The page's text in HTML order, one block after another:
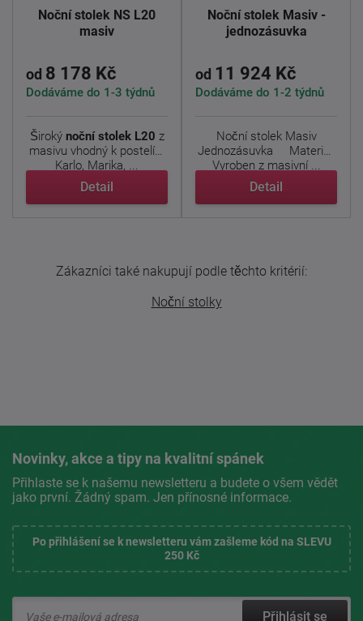
Noční stolek NS L20
masiv
od 8 178 Kč
Dodáváme do 1-3 týdnů
Širokýnoční stolek L20 z
masivu vhodný k postelím
Karlo, Marika, ...
Detail
Noční stolek Masiv -
jednozásuvka
od 11 924 Kč
Dodáváme do 1-2 týdnů
Noční stolek Masiv
Jednozásuvka Materiál:
Vyroben z masivní ...
Detail
Zákazníci také nakupují podle těchto kritérií:
Noční stolky
Novinky, akce a tipy na kvalitní spánek
Přihlaste se k našemu newsletteru a budete o všem vědět
jako první. Žádný spam. Jen přínosné informace.
Po přihlášení se k newsletteru vám zašleme kód na SLEVU
250 Kč
Přihlásit se